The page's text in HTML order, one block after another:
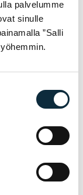
palvelumme
sinulle
”Salli